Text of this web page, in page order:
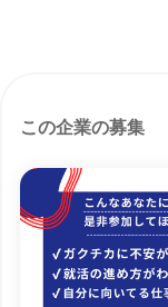
この企業の募集